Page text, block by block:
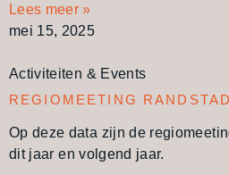
Lees meer »
mei 15, 2025
Activiteiten & Events
REGIOMEETING
Op deze data zijn de
dit jaar en volgend jaar.